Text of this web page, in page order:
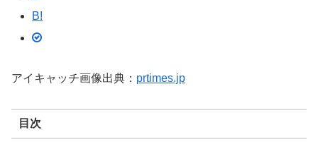
B!
アイキャッチ画像出典： prtimes.jp
目次